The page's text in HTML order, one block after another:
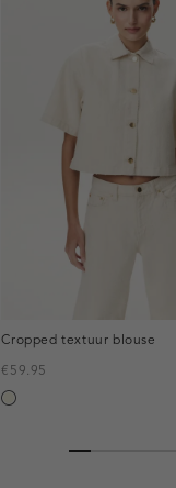
Cropped textuur blouse
€59.95
ecru